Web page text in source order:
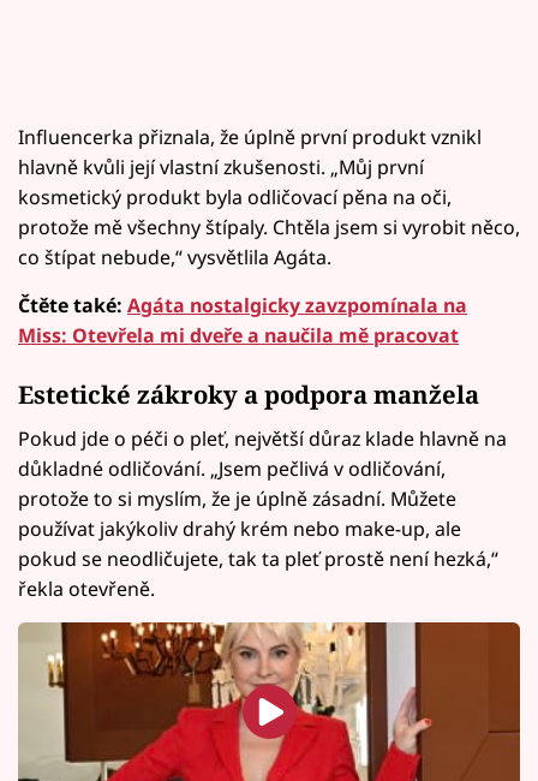
Influencerka přiznala, že úplně první produkt vznikl
hlavně kvůli její vlastní zkušenosti. „Můj první
kosmetický produkt byla odličovací pěna na oči,
protože mě všechny štípaly. Chtěla jsem si vyrobit něco,
co štípat nebude,“ vysvětlila Agáta.
Čtěte také: Agáta nostalgicky zavzpomínala na
Miss: Otevřela mi dveře a naučila mě pracovat
Estetické zákroky a podpora manžela
Pokud jde o péči o pleť, největší důraz klade hlavně na
důkladné odličování. „Jsem pečlivá v odličování,
protože to si myslím, že je úplně zásadní. Můžete
používat jakýkoliv drahý krém nebo make-up, ale
pokud se neodličujete, tak ta pleť prostě není hezká,“
řekla otevřeně.